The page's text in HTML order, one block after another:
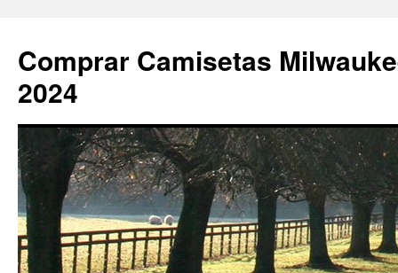
Comprar Camisetas
2024